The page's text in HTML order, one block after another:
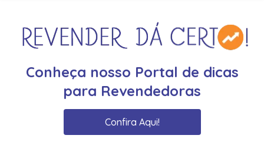
Conheça nosso Portal de dicas
para Revendedoras
Confira Aqui!